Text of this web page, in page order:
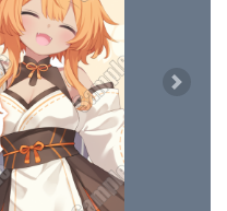
Next